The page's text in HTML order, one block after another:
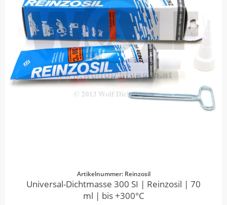
Artikelnummer: Reinzosil
Universal-Dichtmasse 300 SI | Reinzosil | 70
ml | bis +300°C